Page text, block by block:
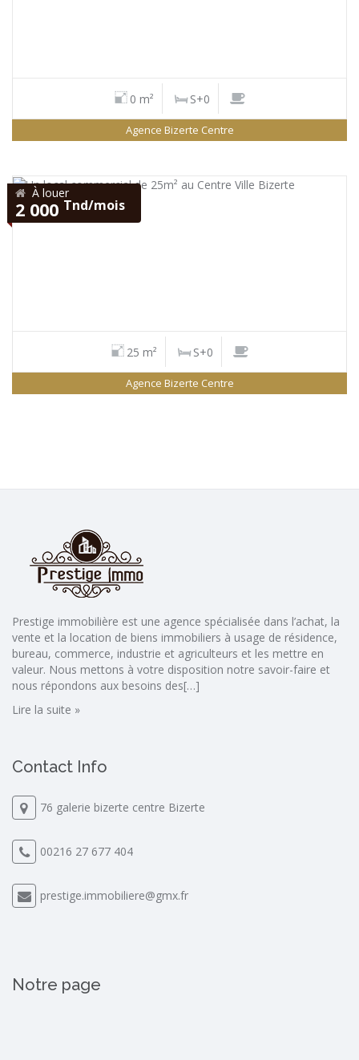
0 m² S+0
Agence Bizerte Centre
À louer
2 000 Tnd/mois
25 m² S+0
Agence Bizerte Centre
Prestige immobilière est une agence spécialisée dans l’achat, la
vente et la location de biens immobiliers à usage de résidence,
bureau, commerce, industrie et agriculteurs et les mettre en
valeur. Nous mettons à votre disposition notre savoir-faire et
nous répondons aux besoins des[…]
Lire la suite »
Contact Info
76 galerie bizerte centre Bizerte
00216 27 677 404
prestige.immobiliere@gmx.fr
Notre page